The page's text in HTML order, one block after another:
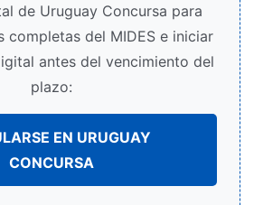
de Uruguay Concursa para
completas del MIDES e iniciar
antes del vencimiento del
plazo:
EN URUGUAY
CONCURSA